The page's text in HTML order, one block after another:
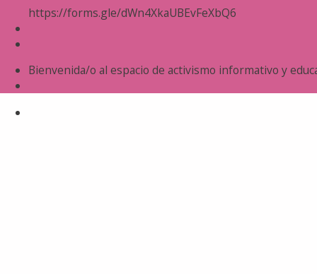
https://forms.gle/dWn4XkaUBEvFeXbQ6
Bienvenida/o al espacio de activismo informativo y